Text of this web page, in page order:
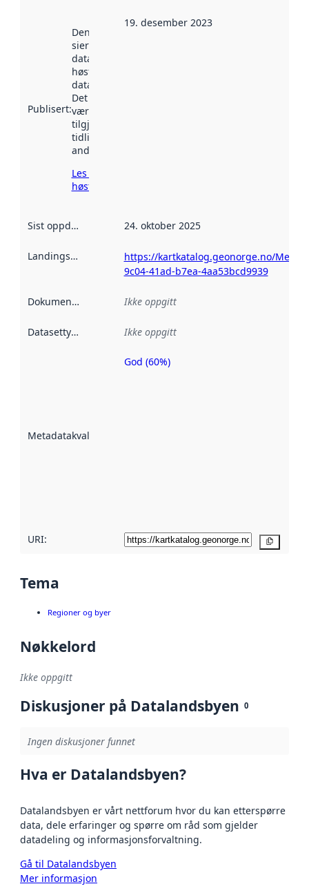
Publisert:
Denne datoen
sier når
datasettet ble
høstet av
data.norge.no.
Det kan ha
vært
tilgjengelig
tidligere
andre steder.
Les mer om
høsting her
19. desember 2023
Sist oppdatert 24. oktober 2025
Landingsside
https://kartkatalog.geonorge.no/
9c04-41ad-b7ea-4aa53bcd9939
Dokumentasjon Ikke oppgitt
Datasettype Ikke oppgitt
Metadatakvalitet
Metadatakvalitet
God (60%)
URI:
Tema
Regioner og byer
Nøkkelord
Ikke oppgitt
Diskusjoner på Datalandsbyen 0
Ingen diskusjoner funnet
Hva er Datalandsbyen?
Datalandsbyen er vårt nettforum hvor du kan etterspørre
data, dele erfaringer og spørre om råd som gjelder
datadeling og informasjonsforvaltning.
Gå til Datalandsbyen
Mer informasjon